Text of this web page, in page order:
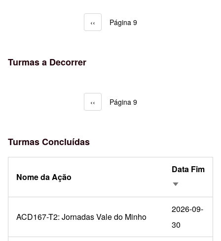
Paginação
Página anterior
‹‹ Página 9
Turmas a Decorrer
Paginação
Página anterior
‹‹ Página 9
Turmas Concluídas
Nome da Ação
Data Fim
Ordenação
ACD167-T2: Jornadas Vale do Minho
2026-09-
30